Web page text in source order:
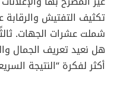
تكثيف التفتيش
شملت عشرات الجهات.
هل نعيد تعريف الجمال
أكثر لفكرة “النتيجة